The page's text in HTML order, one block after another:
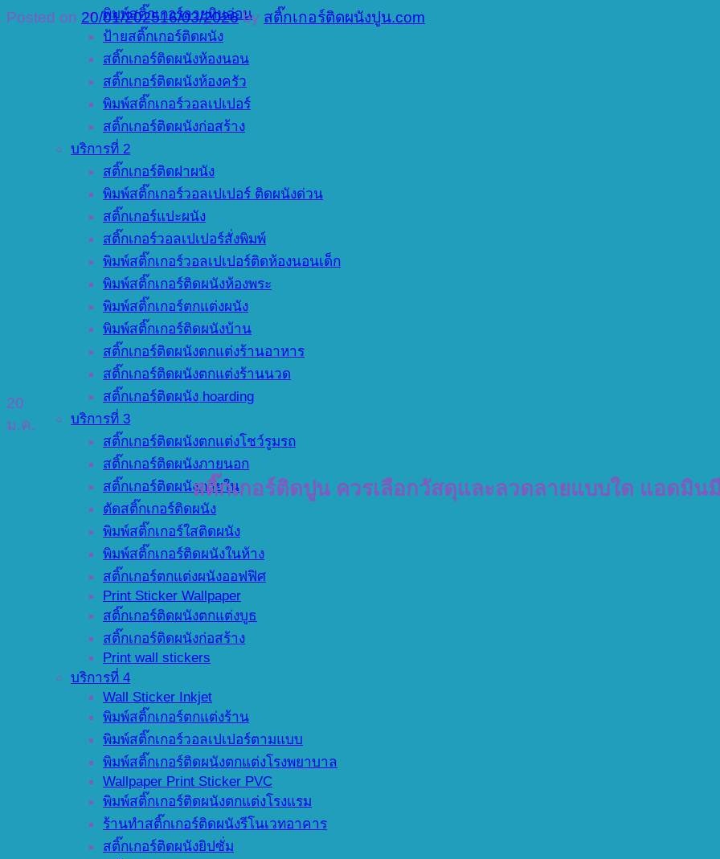
พิมพ์สติ๊กเกอร์ลายหินอ่อน
ป้ายสติ๊กเกอร์ติดผนัง
สติ๊กเกอร์ติดผนังห้องนอน
สติ๊กเกอร์ติดผนังห้องครัว
พิมพ์สติ๊กเกอร์วอลเปเปอร์
สติ๊กเกอร์ติดผนังก่อสร้าง
บริการที่ 2
สติ๊กเกอร์ติดฝาผนัง
พิมพ์สติ๊กเกอร์วอลเปเปอร์ ติดผนังด่วน
สติ๊กเกอร์แปะผนัง
สติ๊กเกอร์วอลเปเปอร์สั่งพิมพ์
พิมพ์สติ๊กเกอร์วอลเปเปอร์ติดห้องนอนเด็ก
พิมพ์สติ๊กเกอร์ติดผนังห้องพระ
พิมพ์สติ๊กเกอร์ตกแต่งผนัง
พิมพ์สติ๊กเกอร์ติดผนังบ้าน
สติ๊กเกอร์ติดผนังตกแต่งร้านอาหาร
สติ๊กเกอร์ติดผนังตกแต่งร้านนวด
สติ๊กเกอร์ติดผนัง hoarding
บริการที่ 3
สติ๊กเกอร์ติดผนังตกแต่งโชว์รูมรถ
สติ๊กเกอร์ติดผนังภายนอก
สติ๊กเกอร์ติดผนังภายใน
ตัดสติ๊กเกอร์ติดผนัง
พิมพ์สติ๊กเกอร์ใสติดผนัง
พิมพ์สติ๊กเกอร์ติดผนังในห้าง
สติ๊กเกอร์ตกแต่งผนังออฟฟิศ
Print Sticker Wallpaper
สติ๊กเกอร์ติดผนังตกแต่งบูธ
สติ๊กเกอร์ติดผนังก่อสร้าง
Print wall stickers
บริการที่ 4
Wall Sticker Inkjet
พิมพ์สติ๊กเกอร์ตกแต่งร้าน
พิมพ์สติ๊กเกอร์วอลเปเปอร์ตามแบบ
พิมพ์สติ๊กเกอร์ติดผนังตกแต่งโรงพยาบาล
Wallpaper Print Sticker PVC
พิมพ์สติ๊กเกอร์ติดผนังตกแต่งโรงแรม
ร้านทำสติ๊กเกอร์ติดผนังรีโนเวทอาคาร
สติ๊กเกอร์ติดผนังยิปซั่ม
Posted on 20/01/202516/03/2026 by สติ๊กเกอร์ติดผนังปูน.com
20
ม.ค.
สติ๊กเกอร์ติดปูน ควรเลือกวัสดุและลวดลายแบบใด แอดมิน